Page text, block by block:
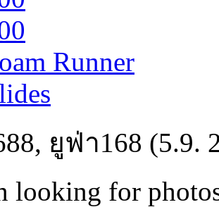
Runner
, ยูฟ่า168 (5.9.
looking for